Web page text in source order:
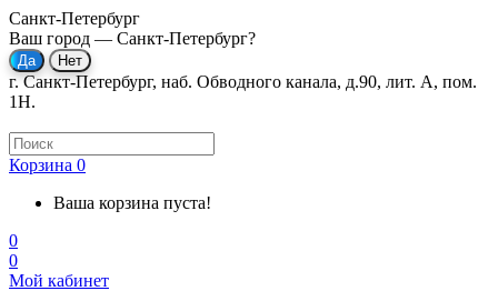
Санкт-Петербург
Ваш город — Санкт-Петербург?
г. Санкт-Петербург, наб. Обводного канала, д.90, лит. А, пом.
1Н.
Корзина 0
Ваша корзина пуста!
0
0
Мой кабинет